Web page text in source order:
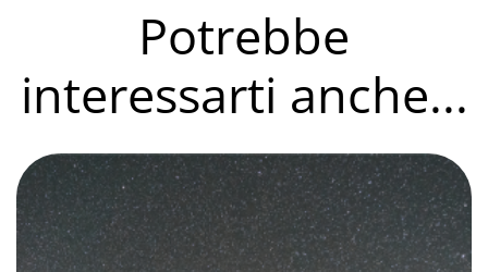
Potrebbe
interessarti anche...